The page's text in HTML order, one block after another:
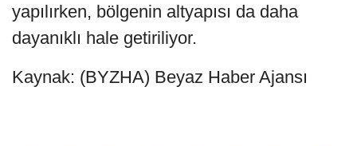
yapılırken, bölgenin altyapısı da daha
dayanıklı hale getiriliyor.
Kaynak: (BYZHA) Beyaz Haber Ajansı